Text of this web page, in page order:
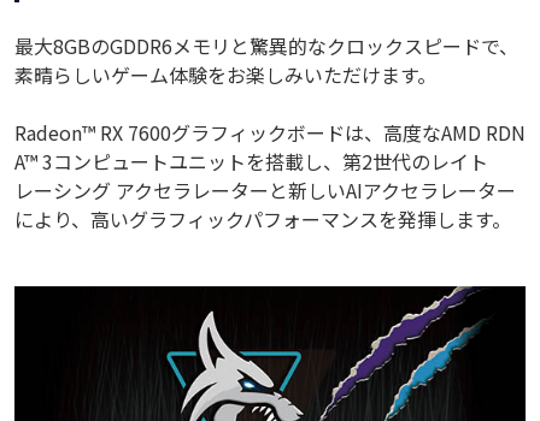
最大8GBのGDDR6メモリと驚異的なクロックスピードで、
素晴らしいゲーム体験をお楽しみいただけます。
Radeon™ RX 7600グラフィックボードは、高度なAMD RDN
A™ 3コンピュートユニットを搭載し、第2世代のレイト
レーシング アクセラレーターと新しいAIアクセラレーター
により、高いグラフィックパフォーマンスを発揮します。